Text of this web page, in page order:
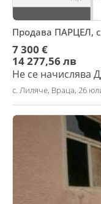
Продава ПАРЦЕЛ,
7 300 €
14 277,56 лв
Не се начислява
с. Лиляче, Враца, 26